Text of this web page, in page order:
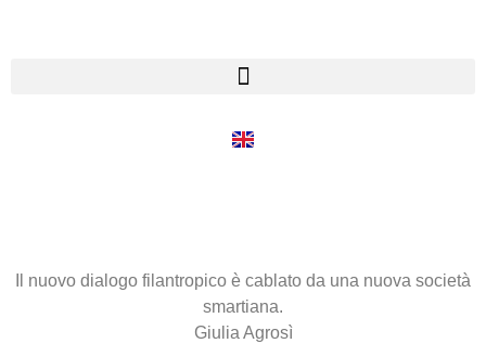
Il nuovo dialogo filantropico è cablato da una nuova società
smartiana.
Giulia Agrosì